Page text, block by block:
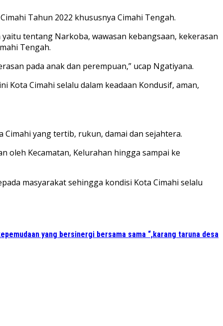
Tahun 2022 khususnya Cimahi Tengah.
tentang Narkoba, wawasan kebangsaan, kekerasan
Tengah.
pada anak dan perempuan,” ucap Ngatiyana.
Kota Cimahi selalu dalam keadaan Kondusif, aman,
yang tertib, rukun, damai dan sejahtera.
oleh Kecamatan, Kelurahan hingga sampai ke
masyarakat sehingga kondisi Kota Cimahi selalu
yang bersinergi bersama sama “,karang taruna desa